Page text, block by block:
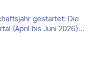
sie schweigt.
gestartet: Die
(April bis Juni 2026)
wird das